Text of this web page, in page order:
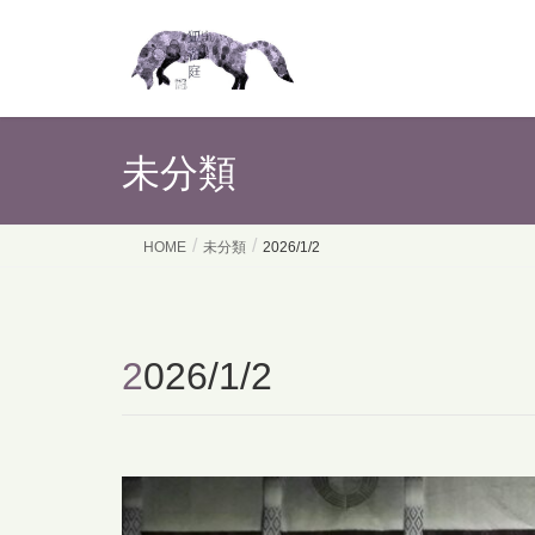
未分類
HOME 未分類 2026/1/2
2026/1/2